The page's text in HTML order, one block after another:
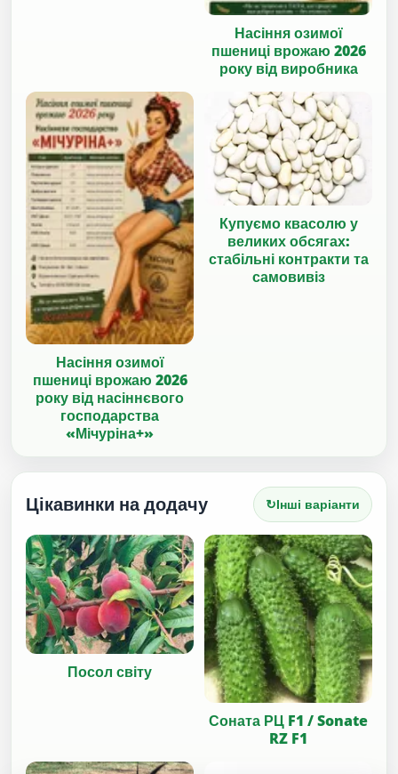
Насіння озимої
пшениці врожаю 2026
року від виробника
Насіння озимої
пшениці врожаю 2026
року від насіннєвого
господарства
«Мічуріна+»
Купуємо квасолю у
великих обсягах:
стабільні контракти та
самовивіз
Цікавинки на додачу ↻Інші варіанти
Посол світу
Соната РЦ F1 / Sonate
RZ F1